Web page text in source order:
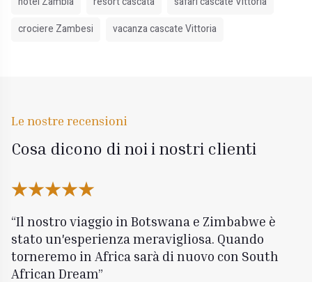
crociere Zambesi
vacanza cascate Vittoria
Le nostre recensioni
Cosa dicono di noi i nostri clienti
Il nostro viaggio in Botswana e Zimbabwe è
stato un'esperienza meravigliosa. Quando
torneremo in Africa sarà di nuovo con South
African Dream